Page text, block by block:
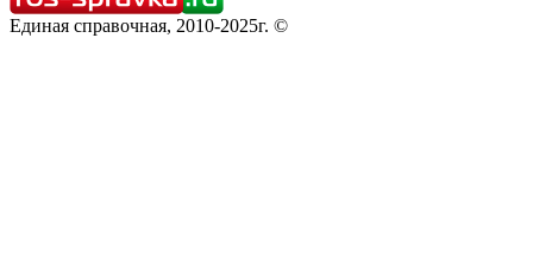
Единая справочная, 2010-2025г. ©